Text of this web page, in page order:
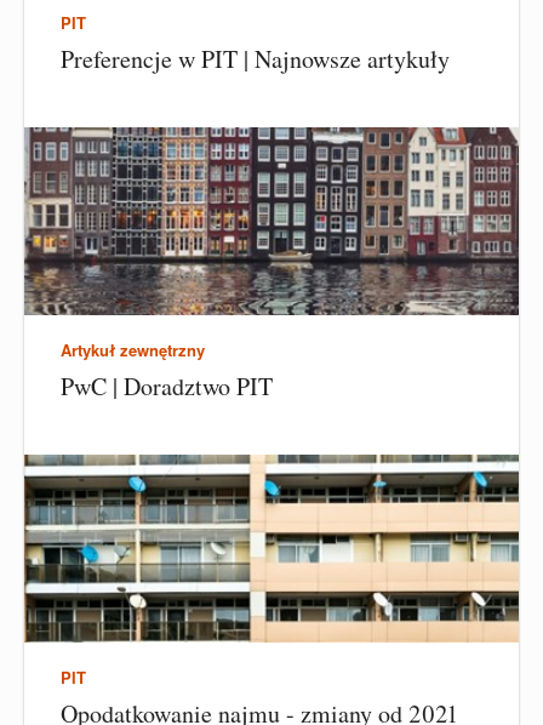
PIT
Preferencje w PIT | Najnowsze artykuły
Artykuł zewnętrzny
PwC | Doradztwo PIT
PIT
Opodatkowanie najmu - zmiany od 2021